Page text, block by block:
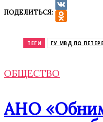
ПОДЕЛИТЬСЯ:
VK
ТЕГИ ГУ МВД ПО
ОБЩЕСТВО
АНО